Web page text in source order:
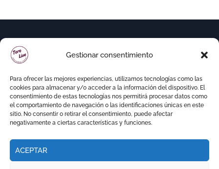
Gestionar consentimiento
Para ofrecer las mejores experiencias, utilizamos tecnologías como las
cookies para almacenar y/o acceder a la información del dispositivo. El
consentimiento de estas tecnologías nos permitirá procesar datos como
el comportamiento de navegación o las identificaciones únicas en este
sitio. No consentir o retirar el consentimiento, puede afectar
negativamente a ciertas características y funciones.
ACEPTAR